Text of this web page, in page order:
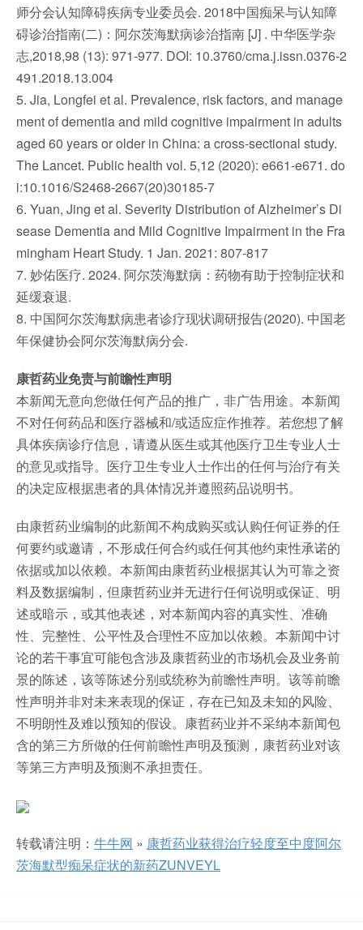
师分会认知障碍疾病专业委员会. 2018中国痴呆与认知障
碍诊治指南(二)：阿尔茨海默病诊治指南 [J] . 中华医学杂
志,2018,98 (13): 971-977. DOI: 10.3760/cma.j.issn.0376-2
491.2018.13.004
5. Jia, Longfei et al. Prevalence, risk factors, and manage
ment of dementia and mild cognitive impairment in adults
aged 60 years or older in China: a cross-sectional study.
The Lancet. Public health vol. 5,12 (2020): e661-e671. do
i:10.1016/S2468-2667(20)30185-7
6. Yuan, Jing et al. Severity Distribution of Alzheimer’s Di
sease Dementia and Mild Cognitive Impairment in the Fra
mingham Heart Study. 1 Jan. 2021: 807-817
7. 妙佑医疗. 2024. 阿尔茨海默病：药物有助于控制症状和
延缓衰退.
8. 中国阿尔茨海默病患者诊疗现状调研报告(2020). 中国老
年保健协会阿尔茨海默病分会.
康哲药业免责与前瞻性声明
本新闻无意向您做任何产品的推广，非广告用途。本新闻
不对任何药品和医疗器械和/或适应症作推荐。若您想了解
具体疾病诊疗信息，请遵从医生或其他医疗卫生专业人士
的意见或指导。医疗卫生专业人士作出的任何与治疗有关
的决定应根据患者的具体情况并遵照药品说明书。
由康哲药业编制的此新闻不构成购买或认购任何证券的任
何要约或邀请，不形成任何合约或任何其他约束性承诺的
依据或加以依赖。本新闻由康哲药业根据其认为可靠之资
料及数据编制，但康哲药业并无进行任何说明或保证、明
述或暗示，或其他表述，对本新闻内容的真实性、准确
性、完整性、公平性及合理性不应加以依赖。本新闻中讨
论的若干事宜可能包含涉及康哲药业的市场机会及业务前
景的陈述，该等陈述分别或统称为前瞻性声明。该等前瞻
性声明并非对未来表现的保证，存在已知及未知的风险、
不明朗性及难以预知的假设。康哲药业并不采纳本新闻包
含的第三方所做的任何前瞻性声明及预测，康哲药业对该
等第三方声明及预测不承担责任。
转载请注明： 牛牛网 » 康哲药业获得治疗轻度至中度阿尔
茨海默型痴呆症状的新药ZUNVEYL